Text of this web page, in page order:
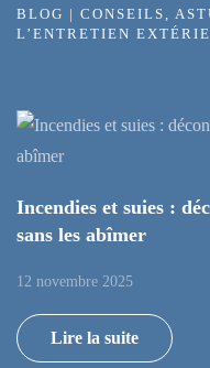
BLOG | CONSEILS,
L’ENTRETIEN
Incendies et suies :
sans les abîmer
12 novembre 2025
Lire la suite